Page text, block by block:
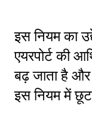
इस नियम का
एयरपोर्ट की
बढ़ जाता है और
इस नियम में